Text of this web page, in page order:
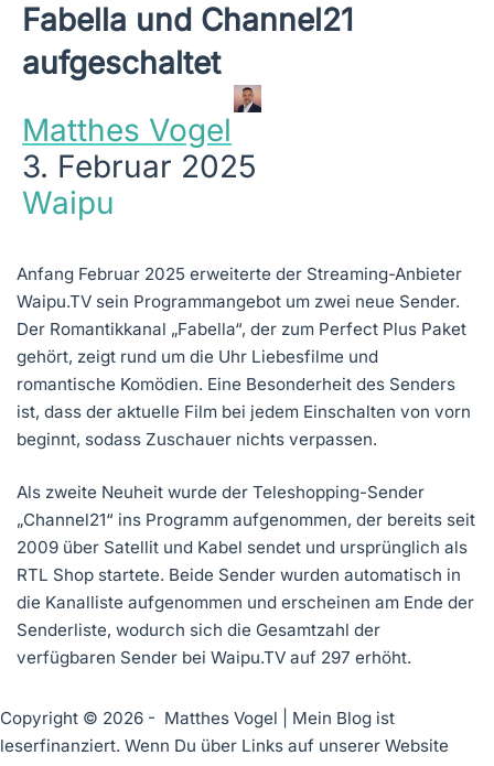
Fabella und Channel21
aufgeschaltet
Matthes Vogel
3. Februar 2025
Waipu
Anfang Februar 2025 erweiterte der Streaming-Anbieter
Waipu.TV sein Programmangebot um zwei neue Sender.
Der Romantikkanal „Fabella“, der zum Perfect Plus Paket
gehört, zeigt rund um die Uhr Liebesfilme und
romantische Komödien. Eine Besonderheit des Senders
ist, dass der aktuelle Film bei jedem Einschalten von vorn
beginnt, sodass Zuschauer nichts verpassen.
Als zweite Neuheit wurde der Teleshopping-Sender
„Channel21“ ins Programm aufgenommen, der bereits seit
2009 über Satellit und Kabel sendet und ursprünglich als
RTL Shop startete. Beide Sender wurden automatisch in
die Kanalliste aufgenommen und erscheinen am Ende der
Senderliste, wodurch sich die Gesamtzahl der
verfügbaren Sender bei Waipu.TV auf 297 erhöht.
Copyright © 2026 - Matthes Vogel | Mein Blog ist
leserfinanziert. Wenn Du über Links auf unserer Website